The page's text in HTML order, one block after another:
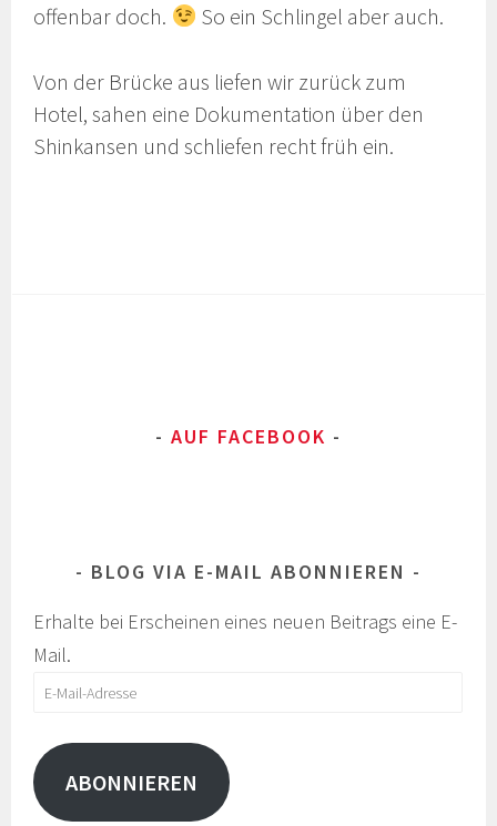
offenbar doch.
So ein Schlingel aber auch.
Von der Brücke aus liefen wir zurück zum
Hotel, sahen eine Dokumentation über den
Shinkansen und schliefen recht früh ein.
AUF FACEBOOK
BLOG VIA E-MAIL ABONNIEREN
Erhalte bei Erscheinen eines neuen Beitrags eine E-
Mail.
E-
Adresse
ABONNIEREN